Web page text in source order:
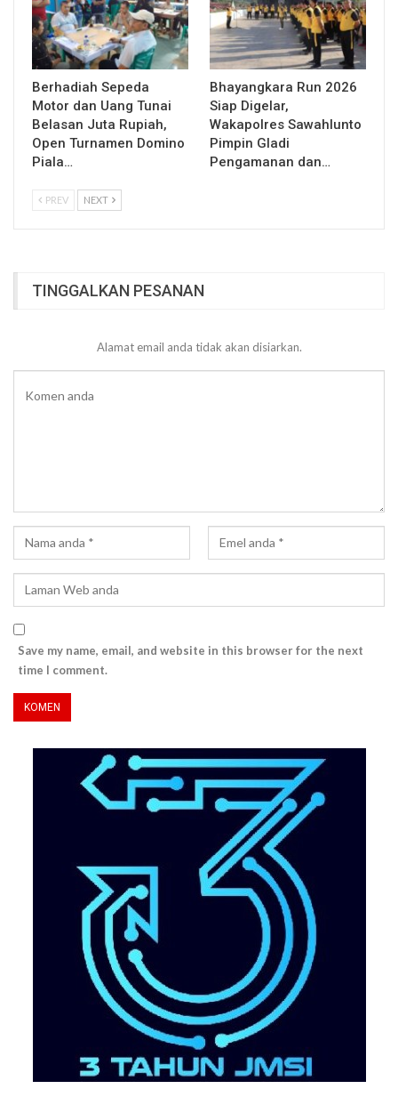
Berhadiah Sepeda
Motor dan Uang Tunai
Belasan Juta Rupiah,
Open Turnamen Domino
Piala…
Bhayangkara Run 2026
Siap Digelar,
Wakapolres Sawahlunto
Pimpin Gladi
Pengamanan dan…
PREV NEXT
TINGGALKAN PESANAN
Alamat email anda tidak akan disiarkan.
Save my name, email, and website in this browser for the next
time I comment.